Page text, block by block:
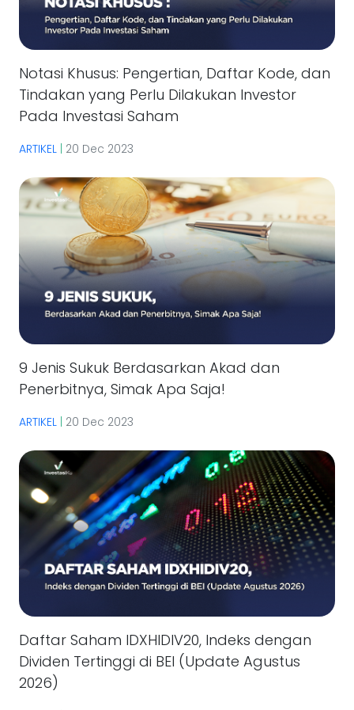
Notasi Khusus: Pengertian, Daftar Kode, dan
Tindakan yang Perlu Dilakukan Investor
Pada Investasi Saham
ARTIKEL 20 Dec 2023
9 Jenis Sukuk Berdasarkan Akad dan
Penerbitnya, Simak Apa Saja!
ARTIKEL | 20 Dec 2023
Daftar Saham IDXHIDIV20, Indeks dengan
Dividen Tertinggi di BEI (Update Agustus
2026)